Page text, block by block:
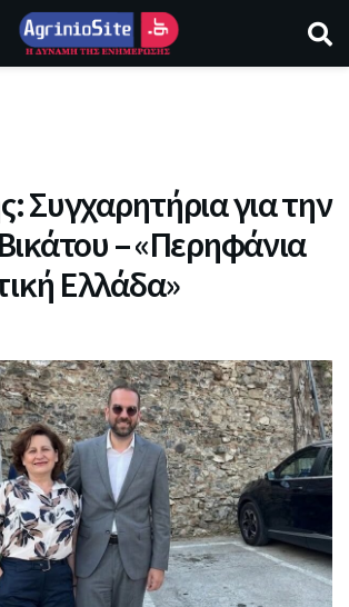
Συγχαρητήρια για την
– «Περηφάνια
Ελλάδα»